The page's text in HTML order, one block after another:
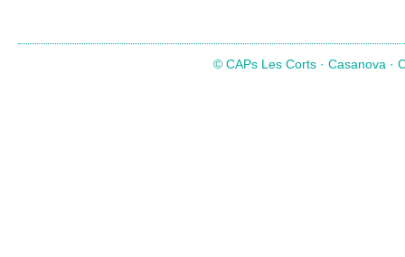
© CAPs Les Corts · Casanova ·